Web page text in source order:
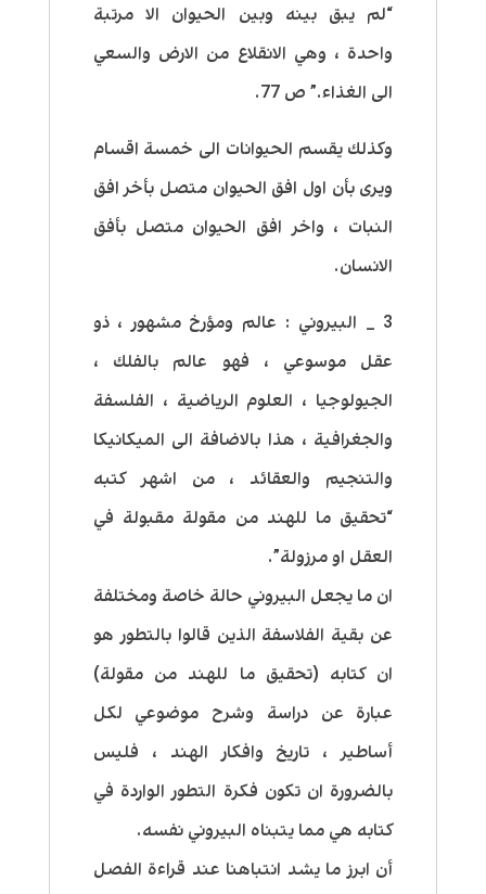
“لم يبق بينه وبين الحيوان الا مرتبة
واحدة ، وهي الانقلاع من الارض والسعي
الى الغذاء.” ص 77.
وكذلك يقسم الحيوانات الى خمسة اقسام
ويرى بأن اول افق الحيوان متصل بأخر افق
النبات ، واخر افق الحيوان متصل بأفق
الانسان.
3 _ البيروني : عالم ومؤرخ مشهور ، ذو
عقل موسوعي ، فهو عالم بالفلك ،
الجيولوجيا ، العلوم الرياضية ، الفلسفة
والجغرافية ، هذا بالاضافة الى الميكانيكا
والتنجيم والعقائد ، من اشهر كتبه
“تحقيق ما للهند من مقولة مقبولة في
العقل او مرزولة”.
ان ما يجعل البيروني حالة خاصة ومختلفة
عن بقية الفلاسفة الذين قالوا بالتطور هو
ان كتابه (تحقيق ما للهند من مقولة)
عبارة عن دراسة وشرح موضوعي لكل
أساطير ، تاريخ وافكار الهند ، فليس
بالضرورة ان تكون فكرة التطور الواردة في
كتابه هي مما يتبناه البيروني نفسه.
أن ابرز ما يشد انتباهنا عند قراءة الفصل